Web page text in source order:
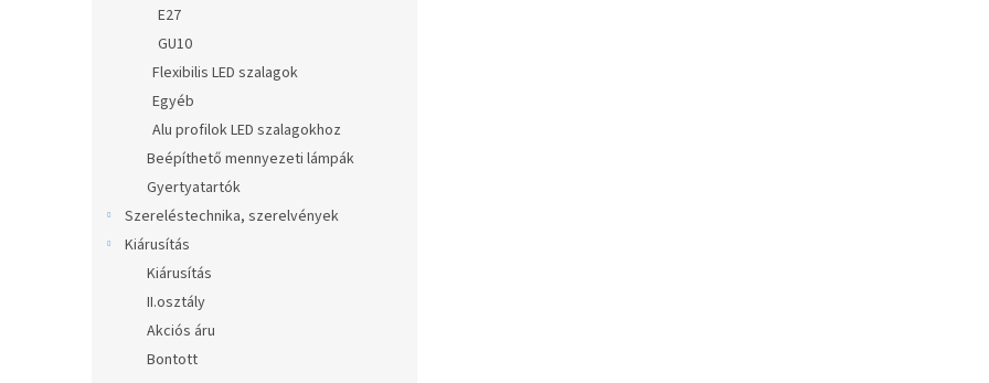
E27
GU10
Flexibilis LED szalagok
Egyéb
Alu profilok LED szalagokhoz
Beépíthető mennyezeti lámpák
Gyertyatartók
Szereléstechnika, szerelvények
Kiárusítás
Kiárusítás
II.osztály
Akciós áru
Bontott